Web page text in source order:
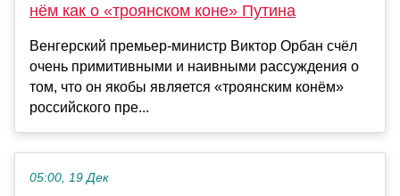
нём как о «троянском коне» Путина
Венгерский премьер-министр Виктор Орбан счёл
очень примитивными и наивными рассуждения о
том, что он якобы является «троянским конём»
российского пре...
05:00, 19 Дек